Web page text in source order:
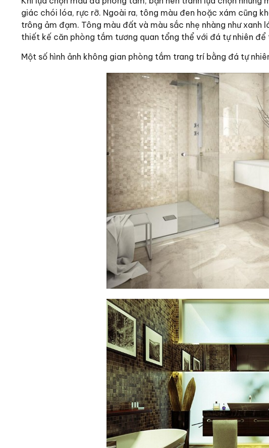
giác chói lóa, rực rỡ. Ngoài ra, tông màu đen hoặc xám cũng
trông ảm đạm. Tông màu đất và màu sắc nhẹ nhàng như xanh
thiết kế căn phòng tắm tương quan tổng thể với đá tự nhiên để
Một số hình ảnh không gian phòng tắm trang trí bằng đá tự